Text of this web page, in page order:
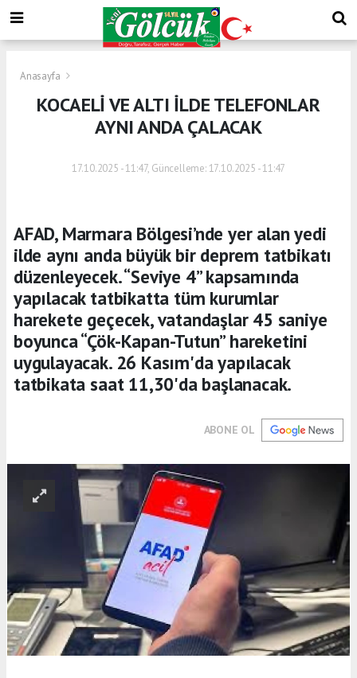
Anasayfa
KOCAELİ VE ALTI İLDE TELEFONLAR
AYNI ANDA ÇALACAK
17.10.2025 - 11:47, Güncelleme: 17.10.2025 - 11:47
AFAD, Marmara Bölgesi’nde yer alan yedi
ilde aynı anda büyük bir deprem tatbikatı
düzenleyecek. “Seviye 4” kapsamında
yapılacak tatbikatta tüm kurumlar
harekete geçecek, vatandaşlar 45 saniye
boyunca “Çök-Kapan-Tutun” hareketini
uygulayacak. 26 Kasım'da yapılacak
tatbikata saat 11,30'da başlanacak.
ABONE OL